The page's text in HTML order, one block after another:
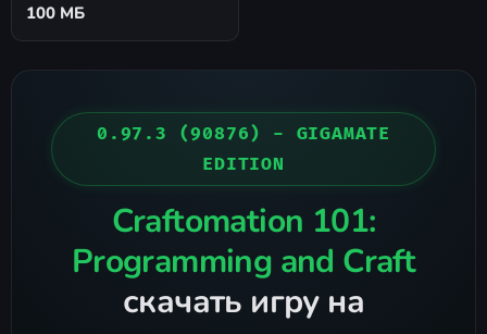
100 МБ
0.97.3 (90876) - GIGAMATE
EDITION
Craftomation 101:
Programming and Craft
скачать игру на